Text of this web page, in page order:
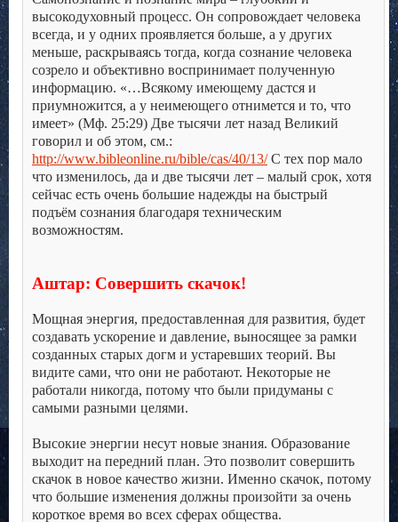
высокодуховный процесс. Он сопровождает человека
всегда, и у одних проявляется больше, а у других
меньше, раскрываясь тогда, когда сознание человека
созрело и объективно воспринимает полученную
информацию. «…Всякому имеющему дастся и
приумножится, а у неимеющего отнимется и то, что
имеет» (Мф. 25:29) Две тысячи лет назад Великий
говорил и об этом, см.:
http://www.bibleonline.ru/bible/cas/40/13/С тех пор мало
что изменилось, да и две тысячи лет – малый срок, хотя
сейчас есть очень большие надежды на быстрый
подъём сознания благодаря техническим
возможностям.
Аштар: Совершить скачок!
Мощная энергия, предоставленная для развития, будет
создавать ускорение и давление, выносящее за рамки
созданных старых догм и устаревших теорий. Вы
видите сами, что они не работают. Некоторые не
работали никогда, потому что были придуманы с
самыми разными целями.
Высокие энергии несут новые знания. Образование
выходит на передний план. Это позволит совершить
скачок в новое качество жизни. Именно скачок, потому
что большие изменения должны произойти за очень
короткое время во всех сферах общества.